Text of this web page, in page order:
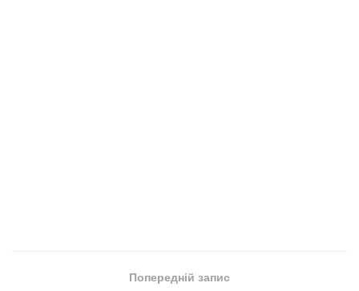
Попередній запис